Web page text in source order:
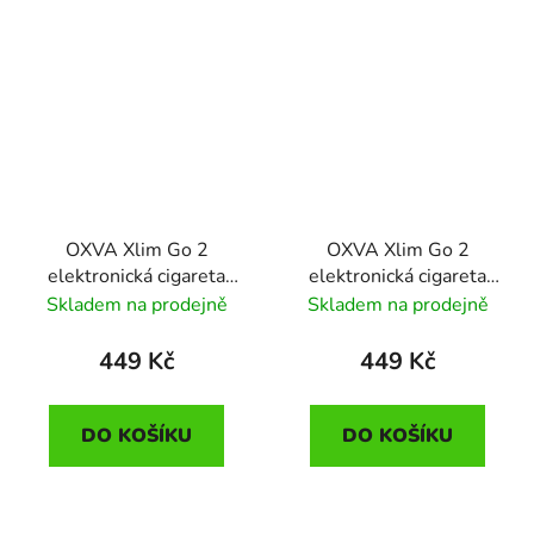
OXVA Xlim Go 2
elektronická cigareta
1500mAh Black
Skladem na prodejně
449 Kč
DO KOŠÍKU
OXVA Xlim Go 2
elektronická cigareta
1500mAh Black Carbon
Skladem na prodejně
449 Kč
DO KOŠÍKU